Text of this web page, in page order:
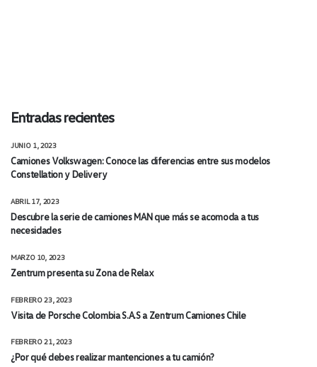
Entradas recientes
Camiones Volkswagen: Conoce las diferencias entre sus modelos
Constellation y Delivery
JUNIO 1, 2023
Descubre la serie de camiones MAN que más se acomoda a tus
necesidades
ABRIL 17, 2023
Zentrum presenta su Zona de Relax
MARZO 10, 2023
Visita de Porsche Colombia S.A.S a Zentrum Camiones Chile
FEBRERO 23, 2023
¿Por qué debes realizar mantenciones a tu camión?
FEBRERO 21, 2023